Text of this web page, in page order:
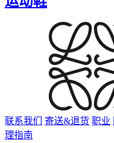
联系我们 寄送&退货 职业
理指南